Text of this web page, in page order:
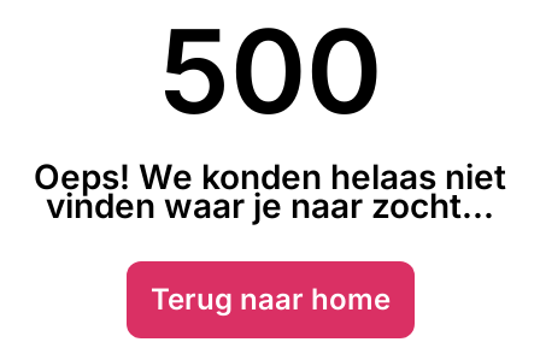
500
Oeps! We konden helaas niet
vinden waar je naar zocht...
Terug naar home